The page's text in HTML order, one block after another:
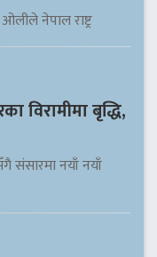
नेपाल राष्ट्र
विरामीमा बृद्धि,
संसारमा नयाँ नयाँ